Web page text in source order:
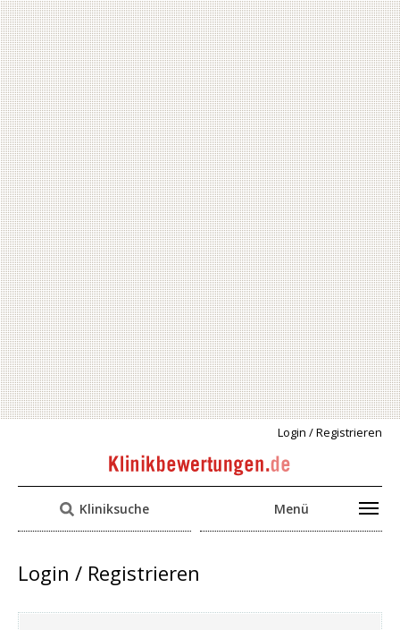
Login / Registrieren
Kliniksuche Menü
Login / Registrieren